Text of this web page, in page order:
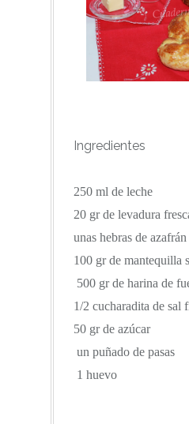
Ingredientes
250 ml de leche
20 gr de levadura
unas hebras de azafrán
100 gr de mantequilla
500 gr de harina de
1/2 cucharadita de sal
50 gr de azúcar
un puñado de pasas
1 huevo